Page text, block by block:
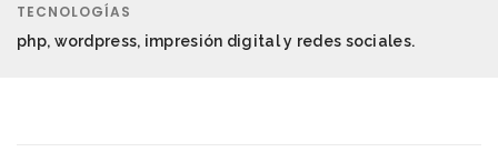
TECNOLOGÍAS
php, wordpress, impresión digital y redes sociales.